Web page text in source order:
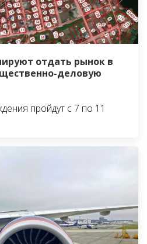
отдать рынок в
деловую
пройдут с 7 по 11